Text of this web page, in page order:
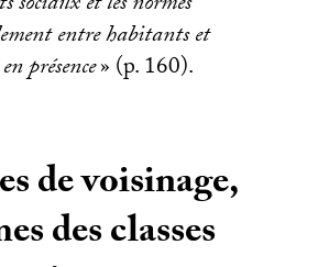
entre habitants et
présence» (p. 160).
de voisinage,
des classes